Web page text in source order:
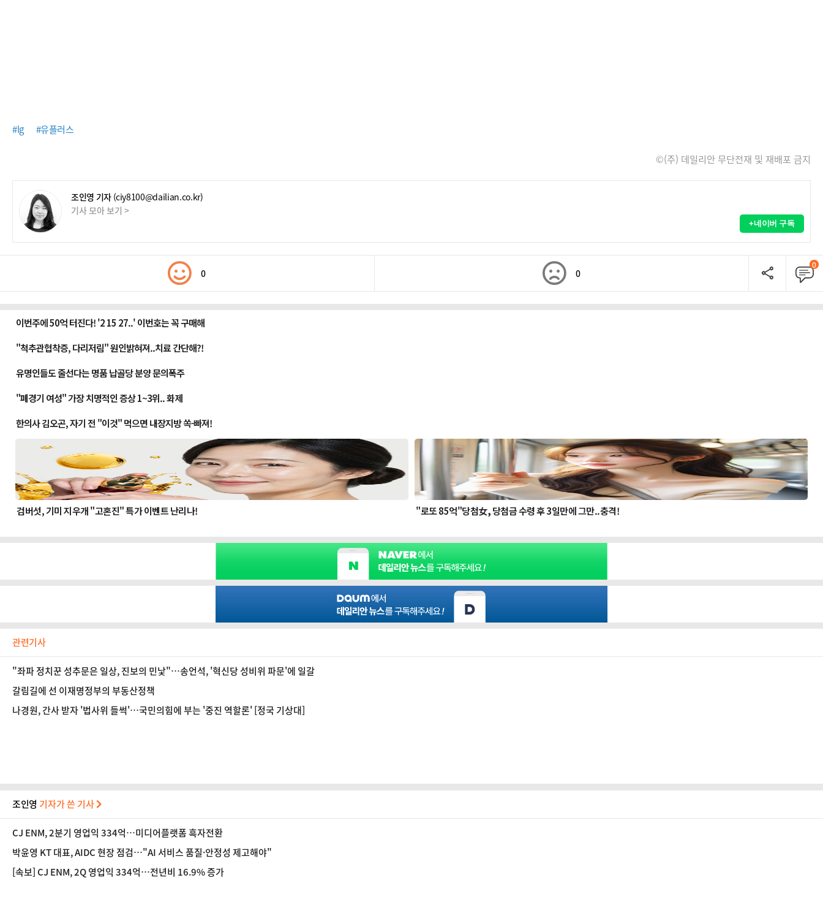
#lg #유플러스
©(주) 데일리안 무단전재 및 재배포 금지
조인영 기자 (ciy8100@dailian.co.kr)
기사 모아 보기 >
+네이버 구독
0 0
0
관련기사
"좌파 정치꾼 성추문은 일상, 진보의 민낯"…송언석, '혁신당 성비위 파문'에 일갈
갈림길에 선 이재명정부의 부동산정책
나경원, 간사 받자 '법사위 들썩'…국민의힘에 부는 '중진 역할론' [정국 기상대]
조인영 기자가 쓴 기사
CJ ENM, 2분기 영업익 334억…미디어플랫폼 흑자전환
박윤영 KT 대표, AIDC 현장 점검…"AI 서비스 품질·안정성 제고해야"
[속보] CJ ENM, 2Q 영업익 334억…전년비 16.9% 증가